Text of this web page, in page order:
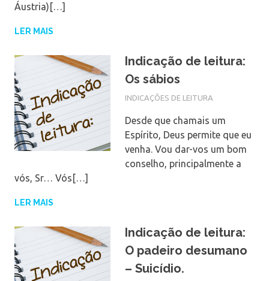
Áustria)[…]
LER MAIS
Indicação de leitura:
Os sábios
INDICAÇÕES DE LEITURA
Desde que chamais um
Espírito, Deus permite que eu
venha. Vou dar-vos um bom
conselho, principalmente a
vós, Sr… Vós[…]
LER MAIS
Indicação de leitura:
O padeiro desumano
– Suicídio.